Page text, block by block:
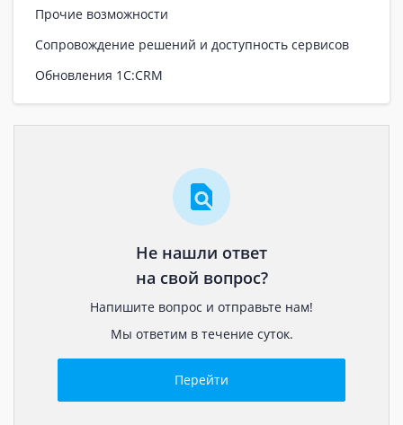
Прочие возможности
Сопровождение решений и доступность сервисов
Обновления 1С:CRM
Не нашли ответ
на свой вопрос?
Напишите вопрос и отправьте нам!
Мы ответим в течение суток.
Перейти